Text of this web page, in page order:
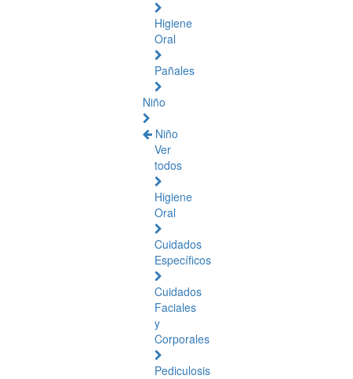
Higiene
Oral
Pañales
Niño
Niño
Ver
todos
Higiene
Oral
Cuidados
Específicos
Cuidados
Faciales
y
Corporales
Pediculosis